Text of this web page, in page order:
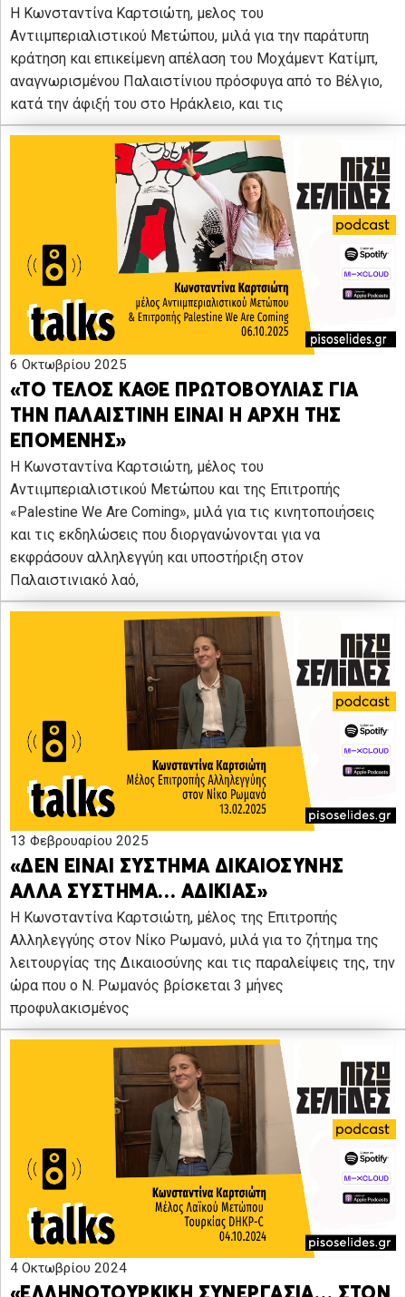
H Κωνσταντίνα Καρτσιώτη, μελος του
Αντιιμπεριαλιστικού Μετώπου, μιλά για την παράτυπη
κράτηση και επικείμενη απέλαση του Μοχάμεντ Κατίμπ,
αναγνωρισμένου Παλαιστίνιου πρόσφυγα από το Βέλγιο,
κατά την άφιξή του στο Ηράκλειο, και τις
6 Οκτωβρίου 2025
«ΤΟ ΤΕΛΟΣ ΚΑΘΕ ΠΡΩΤΟΒΟΥΛΙΑΣ ΓΙΑ
ΤΗΝ ΠΑΛΑΙΣΤΙΝΗ ΕΙΝΑΙ Η ΑΡΧΗ ΤΗΣ
ΕΠΟΜΕΝΗΣ»
Η Κωνσταντίνα Καρτσιώτη, μέλος του
Αντιιμπεριαλιστικού Μετώπου και της Επιτροπής
«Palestine We Are Coming», μιλά για τις κινητοποιήσεις
και τις εκδηλώσεις που διοργανώνονται για να
εκφράσουν αλληλεγγύη και υποστήριξη στον
Παλαιστινιακό λαό,
13 Φεβρουαρίου 2025
«ΔΕΝ ΕΙΝΑΙ ΣΥΣΤΗΜΑ ΔΙΚΑΙΟΣΥΝΗΣ
ΑΛΛΑ ΣΥΣΤΗΜΑ… ΑΔΙΚΙΑΣ»
Η Κωνσταντίνα Καρτσιώτη, μέλος της Επιτροπής
Αλληλεγγύης στον Νίκο Ρωμανό, μιλά για το ζήτημα της
λειτουργίας της Δικαιοσύνης και τις παραλείψεις της, την
ώρα που ο Ν. Ρωμανός βρίσκεται 3 μήνες
προφυλακισμένος
4 Οκτωβρίου 2024